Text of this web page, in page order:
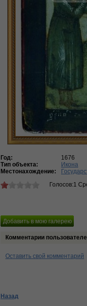
Год:
1676
Тип объекта:
Икона
Местонахождение:
Голосов:1
Комментарии
Оставить свой комментарий
Назад